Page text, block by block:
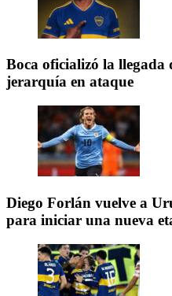
Boca oficializó la llegada
jerarquía en ataque
Diego Forlán vuelve a
para iniciar una nueva